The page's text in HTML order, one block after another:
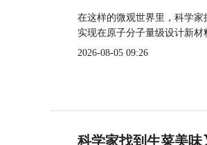
在这样的微观世界里，科学
实现在原子分子量级设计新
2026-08-05 09:26
科学家找到生菜美